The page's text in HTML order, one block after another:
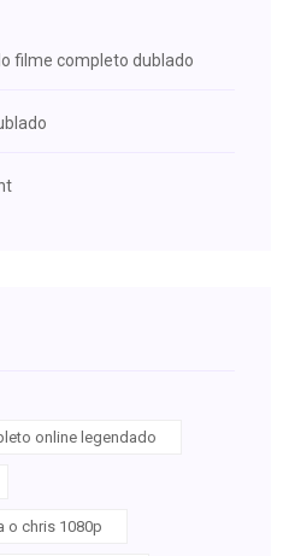
filme completo dublado
online legendado
o chris 1080p